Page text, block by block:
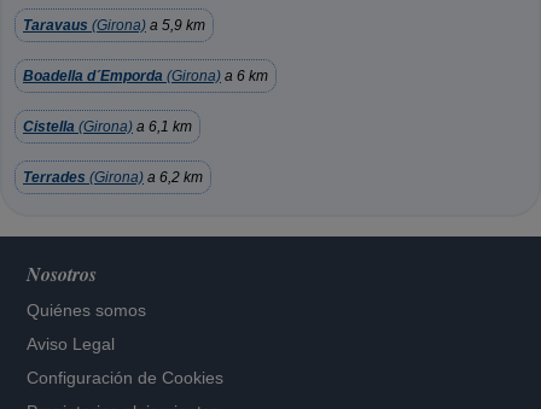
Taravaus (Girona) a 5,9 km
Boadella d´Emporda (Girona) a 6 km
Cistella (Girona) a 6,1 km
Terrades (Girona) a 6,2 km
Nosotros
Quiénes somos
Aviso Legal
Configuración de Cookies